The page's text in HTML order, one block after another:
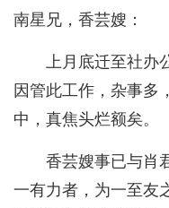
南星兄，香芸嫂：
上月底迁至社办
因管此工作，杂事多
中，真焦头烂额矣。
香芸嫂事已与肖
一有力者，为一至友